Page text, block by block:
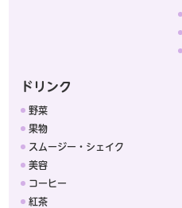
ドリンク
野菜
果物
スムージー・シェイク
美容
コーヒー
紅茶